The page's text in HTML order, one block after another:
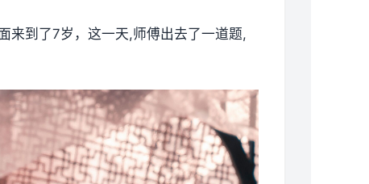
来到了7岁，这一天,师傅出去了一道题,